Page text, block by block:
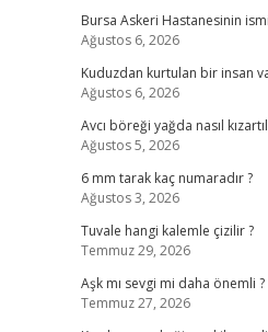
Bursa Askeri Hastanesinin
Ağustos 6, 2026
Kuduzdan kurtulan bir insan
Ağustos 6, 2026
Avcı böreği yağda nasıl
Ağustos 5, 2026
6 mm tarak kaç numaradır ?
Ağustos 3, 2026
Tuvale hangi kalemle çizilir ?
Temmuz 29, 2026
Aşk mı sevgi mi daha önemli ?
Temmuz 27, 2026